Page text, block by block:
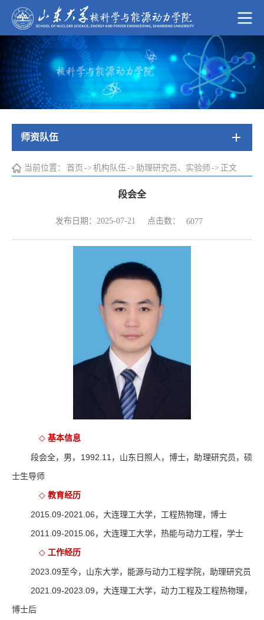
师资队伍
当前位置： 首页 -> 机构队伍 -> 助理研究员、实验师 -> 正文
段会全
发布日期：2025-07-21 点击数： 6077
◇ 基本信息
段会全，男， 1992.11 ，山东日照人，博士，助理研究员，硕
士生导师
◇ 教育经历
2015.09-2021.06，大连理工大学，工程热物理，博士
2011.09-2015.06，大连理工大学，热能与动力工程，学士
◇ 工作经历
2023.09至今，山东大学，能源与动力工程学院，助理研究员
2021.09-2023.09，大连理工大学，动力工程及工程热物理，
博士后